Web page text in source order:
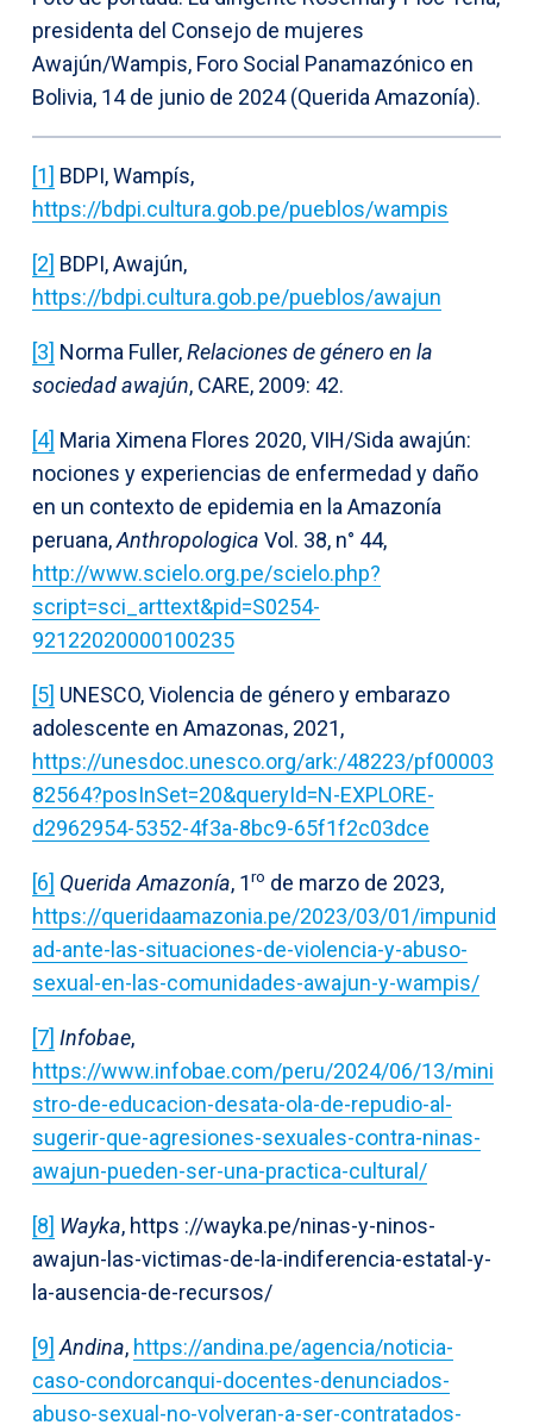
presidenta del Consejo de mujeres
Awajún/Wampis, Foro Social Panamazónico en
Bolivia, 14 de junio de 2024 (Querida Amazonía).
[1] BDPI, Wampís,
https://bdpi.cultura.gob.pe/pueblos/wampis
[2] BDPI, Awajún,
https://bdpi.cultura.gob.pe/pueblos/awajun
[3] Norma Fuller,Relaciones de género en la
sociedad awajún, CARE, 2009: 42.
[4] Maria Ximena Flores 2020, VIH/Sida awajún:
nociones y experiencias de enfermedad y daño
en un contexto de epidemia en la Amazonía
peruana,Anthropologica Vol. 38, n° 44,
http://www.scielo.org.pe/scielo.php?
script=sci_arttext&pid=S0254-
92122020000100235
[5] UNESCO, Violencia de género y embarazo
adolescente en Amazonas, 2021,
https://unesdoc.unesco.org/ark:/48223/pf00003
82564?posInSet=20&queryId=N-EXPLORE-
d2962954-5352-4f3a-8bc9-65f1f2c03dce
[6] Querida Amazonía, 1ro de marzo de 2023,
https://queridaamazonia.pe/2023/03/01/impunid
ad-ante-las-situaciones-de-violencia-y-abuso-
sexual-en-las-comunidades-awajun-y-wampis/
[7] Infobae,
https://www.infobae.com/peru/2024/06/13/mini
stro-de-educacion-desata-ola-de-repudio-al-
sugerir-que-agresiones-sexuales-contra-ninas-
awajun-pueden-ser-una-practica-cultural/
[8] Wayka, https ://wayka.pe/ninas-y-ninos-
awajun-las-victimas-de-la-indiferencia-estatal-y-
la-ausencia-de-recursos/
[9] Andina, https://andina.pe/agencia/noticia-
caso-condorcanqui-docentes-denunciados-
abuso-sexual-no-volveran-a-ser-contratados-